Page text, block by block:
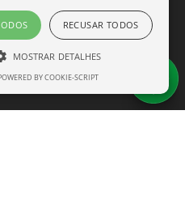
li e concordo
RECUSAR TODOS
MOSTRAR DETALHES
NECESSÁRIO
BY COOKIE-SCRIPT